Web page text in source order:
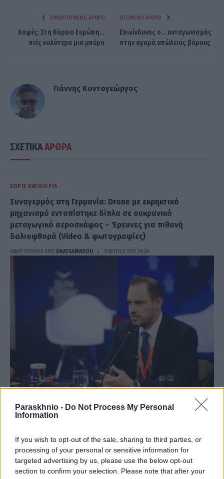
Paraskhnio - Do Not Process My Personal
Information
If you wish to opt-out of the sale, sharing to third parties, or
processing of your personal or sensitive information for
targeted advertising by us, please use the below opt-out
section to confirm your selection. Please note that after your
ΠΡΟΗΓΟΎΜΕΝΟ ΆΡΘΡΟ
Καφές; Στη Βόρεια Ευρώπη…
πιές καλύτερα μια μπύρα
ΕΠΌΜΕΝΟ ΆΡΘΡΟ
Επικίνδυνος ο… ανταγωνισμός
στην αγορά απώλειας βάρους
Γιάννης Κοντογεώργος
ΣΧΕΤΙΚΑΑΡΘΡΑ
ΧΩΡΊΣ ΚΑΤΗΓΟΡΊΑ
Συναγερμός στη Γερμανία: Drone με εκρηκτικό
μηχανισμό εντοπίστηκε δίπλα σε ουκρανικό
μεταγωγικό αεροσκάφος – Έρευνες για πιθανή
δολιοφθορά (Video & φωτογραφίες)
ΑΝΑΡΤΗΘΗΚΕ ΑΠΟ DKATSAMADOU 5 ΑΥΓΟΎΣΤΟΥ 2026
ΧΩΡΊΣ ΚΑΤΗΓΟΡΊΑ
Εργαζόμαστε εντατικά για τη βελτίωση της
ΑΝΑΡΤΗΘΗΚΕ ΑΠΟ NEWSROOM 4 ΑΥΓΟΎΣΤΟΥ 2026